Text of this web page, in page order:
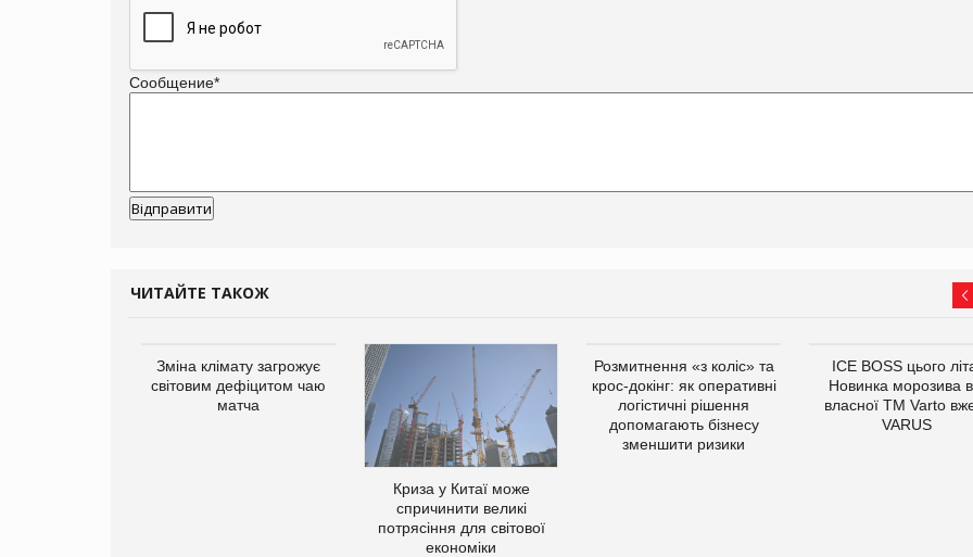
Сообщение*
ЧИТАЙТЕ ТАКОЖ
Зміна клімату загрожує
світовим дефіцитом чаю
матча
Криза у Китаї може
спричинити великі
потрясіння для світової
економіки
Розмитнення «з коліс» та
крос-докінг: як оперативні
логістичні рішення
допомагають бізнесу
зменшити ризики
ICE BOSS цього
Новинка морозива
власної ТМ Varto
VARUS